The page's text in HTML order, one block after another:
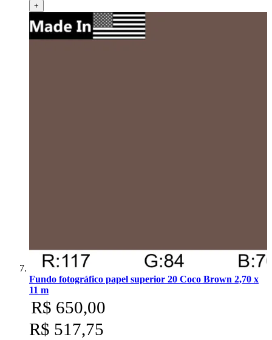
+
Fundo fotográfico papel superior 20 Coco Brown 2,70 x
11 m
R$ 650,00
R$ 517,75